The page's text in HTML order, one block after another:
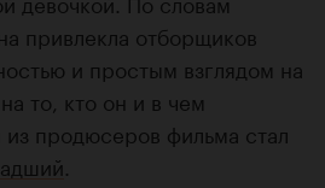
привлекла отборщиков
и простым взглядом на
то, кто он и в чем
продюсеров фильма стал